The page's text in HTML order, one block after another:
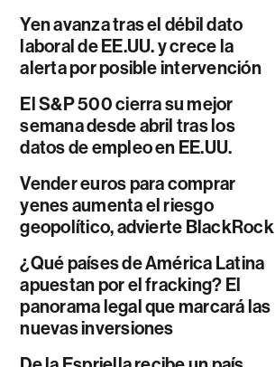
Yen avanza tras el débil dato
laboral de EE.UU. y crece la
alerta por posible intervención
El S&P 500 cierra su mejor
semana desde abril tras los
datos de empleo en EE.UU.
Vender euros para comprar
yenes aumenta el riesgo
geopolítico, advierte BlackRock
¿Qué países de América Latina
apuestan por el fracking? El
panorama legal que marcará las
nuevas inversiones